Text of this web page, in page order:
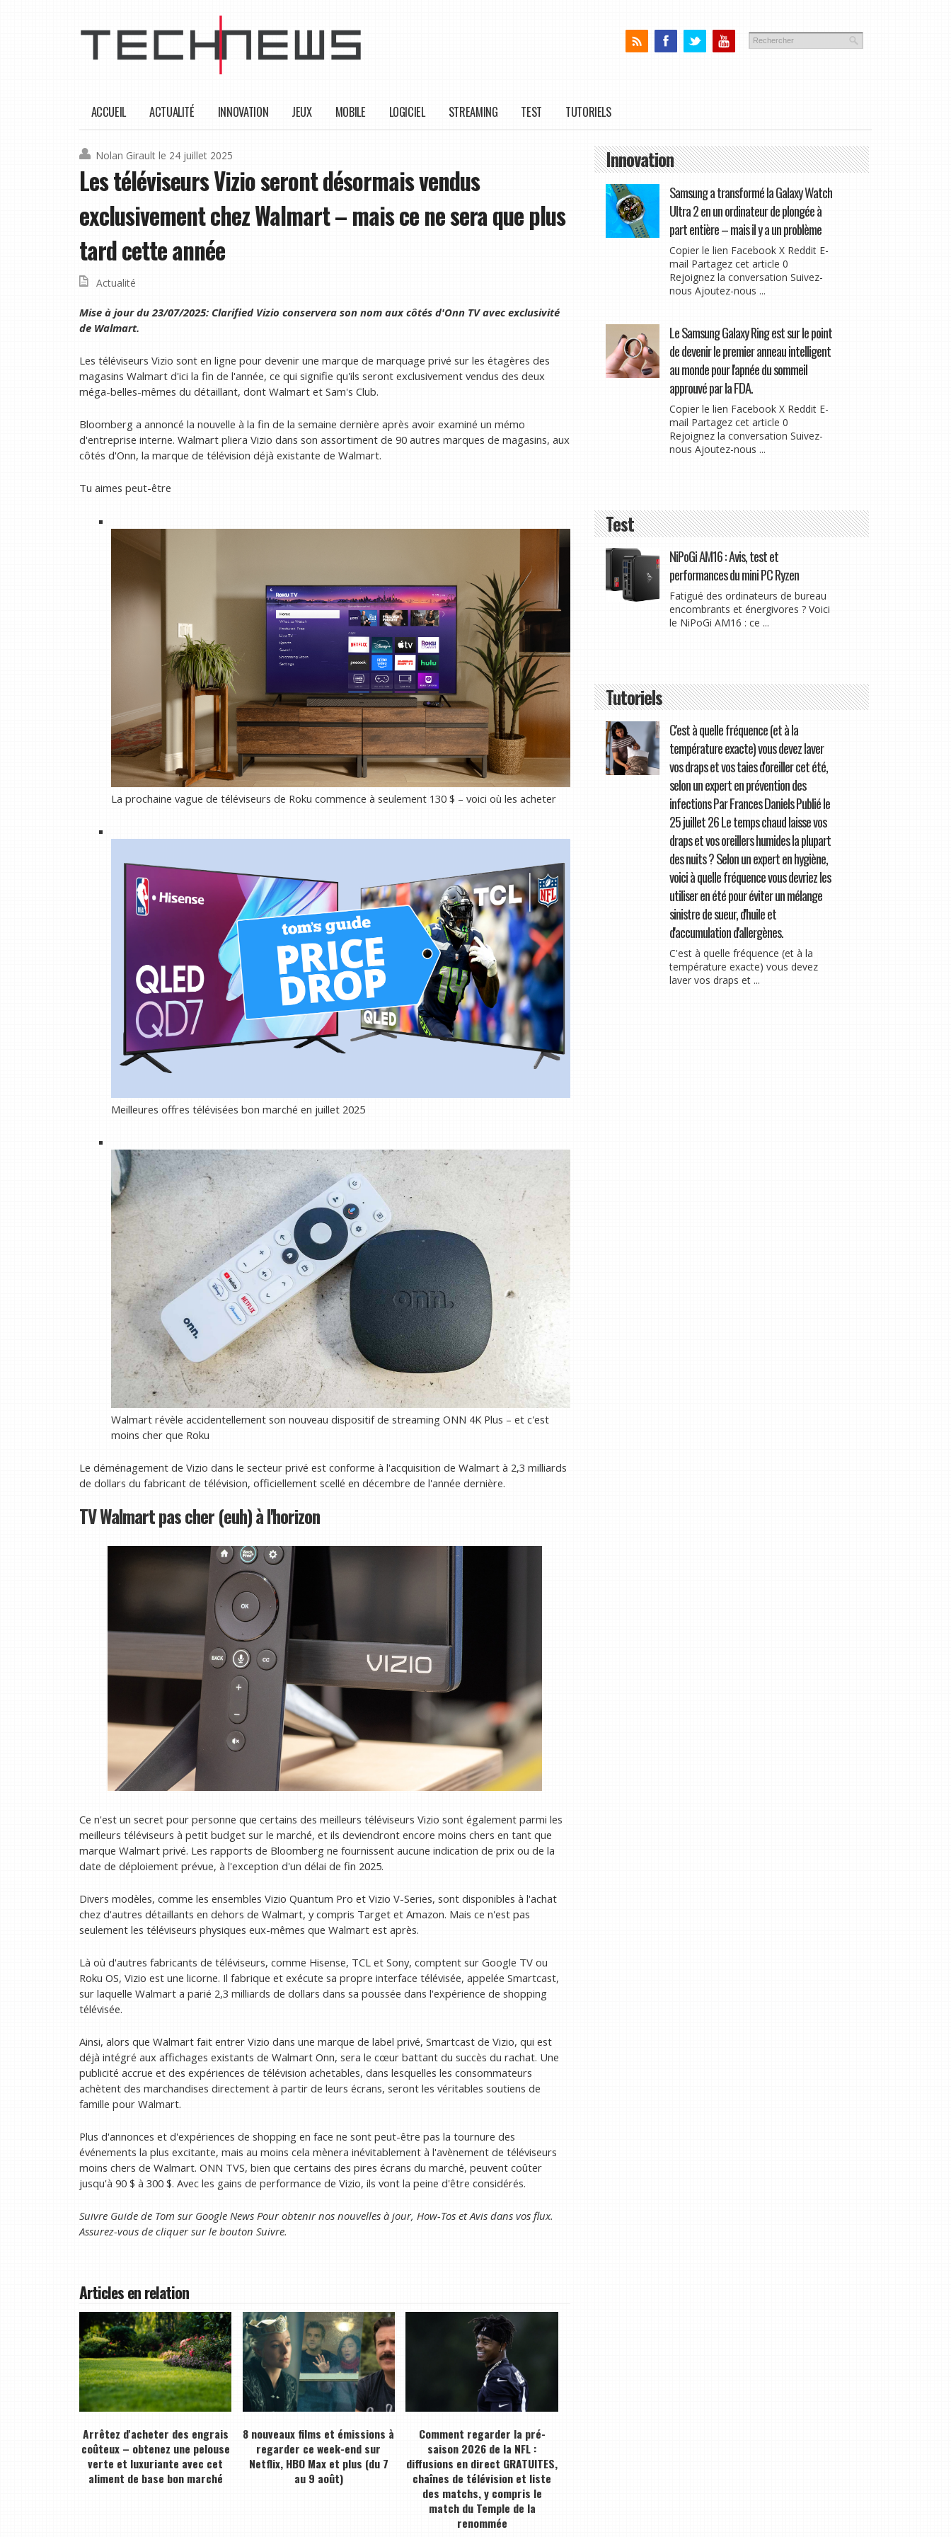
ACCUEIL ACTUALITÉ INNOVATION JEUX MOBILE LOGICIEL STREAMING TEST TUTORIELS
Nolan Girault le 24 juillet 2025
Les téléviseurs Vizio seront désormais vendus
exclusivement chez Walmart – mais ce ne sera que plus
tard cette année
Actualité
Mise à jour du 23/07/2025: Clarified Vizio conservera son nom aux côtés d'Onn TV avec exclusivité
de Walmart.
Les téléviseurs Vizio sont en ligne pour devenir une marque de marquage privé sur les étagères des
magasins Walmart d'ici la fin de l'année, ce qui signifie qu'ils seront exclusivement vendus des deux
méga-belles-mêmes du détaillant, dont Walmart et Sam's Club.
Bloomberg a annoncé la nouvelle à la fin de la semaine dernière après avoir examiné un mémo
d'entreprise interne. Walmart pliera Vizio dans son assortiment de 90 autres marques de magasins, aux
côtés d'Onn, la marque de télévision déjà existante de Walmart.
Tu aimes peut-être
La prochaine vague de téléviseurs de Roku commence à seulement 130 $ – voici où les acheter
Meilleures offres télévisées bon marché en juillet 2025
Walmart révèle accidentellement son nouveau dispositif de streaming ONN 4K Plus – et c'est
moins cher que Roku
Le déménagement de Vizio dans le secteur privé est conforme à l'acquisition de Walmart à 2,3 milliards
de dollars du fabricant de télévision, officiellement scellé en décembre de l'année dernière.
TV Walmart pas cher (euh) à l'horizon
Ce n'est un secret pour personne que certains des meilleurs téléviseurs Vizio sont également parmi les
meilleurs téléviseurs à petit budget sur le marché, et ils deviendront encore moins chers en tant que
marque Walmart privé. Les rapports de Bloomberg ne fournissent aucune indication de prix ou de la
date de déploiement prévue, à l'exception d'un délai de fin 2025.
Divers modèles, comme les ensembles Vizio Quantum Pro et Vizio V-Series, sont disponibles à l'achat
chez d'autres détaillants en dehors de Walmart, y compris Target et Amazon. Mais ce n'est pas
seulement les téléviseurs physiques eux-mêmes que Walmart est après.
Là où d'autres fabricants de téléviseurs, comme Hisense, TCL et Sony, comptent sur Google TV ou
Roku OS, Vizio est une licorne. Il fabrique et exécute sa propre interface télévisée, appelée Smartcast,
sur laquelle Walmart a parié 2,3 milliards de dollars dans sa poussée dans l'expérience de shopping
télévisée.
Ainsi, alors que Walmart fait entrer Vizio dans une marque de label privé, Smartcast de Vizio, qui est
déjà intégré aux affichages existants de Walmart Onn, sera le cœur battant du succès du rachat. Une
publicité accrue et des expériences de télévision achetables, dans lesquelles les consommateurs
achètent des marchandises directement à partir de leurs écrans, seront les véritables soutiens de
famille pour Walmart.
Plus d'annonces et d'expériences de shopping en face ne sont peut-être pas la tournure des
événements la plus excitante, mais au moins cela mènera inévitablement à l'avènement de téléviseurs
moins chers de Walmart. ONN TVS, bien que certains des pires écrans du marché, peuvent coûter
jusqu'à 90 $ à 300 $. Avec les gains de performance de Vizio, ils vont la peine d'être considérés.
Suivre Guide de Tom sur Google News Pour obtenir nos nouvelles à jour, How-Tos et Avis dans vos flux.
Assurez-vous de cliquer sur le bouton Suivre.
Articles en relation
Arrêtez d'acheter des engrais
coûteux – obtenez une pelouse
verte et luxuriante avec cet
aliment de base bon marché
8 nouveaux films et émissions à
regarder ce week-end sur
Netflix, HBO Max et plus (du 7
au 9 août)
Comment regarder la pré-
saison 2026 de la NFL :
diffusions en direct GRATUITES,
chaînes de télévision et liste
des matchs, y compris le
match du Temple de la
renommée
Innovation
Samsung a transformé la Galaxy Watch
Ultra 2 en un ordinateur de plongée à
part entière – mais il y a un problème
Copier le lien Facebook X Reddit E-
mail Partagez cet article 0
Rejoignez la conversation Suivez-
nous Ajoutez-nous ...
Le Samsung Galaxy Ring est sur le point
de devenir le premier anneau intelligent
au monde pour l'apnée du sommeil
approuvé par la FDA.
Copier le lien Facebook X Reddit E-
mail Partagez cet article 0
Rejoignez la conversation Suivez-
nous Ajoutez-nous ...
Test
NiPoGi AM16 : Avis, test et
performances du mini PC Ryzen
Fatigué des ordinateurs de bureau
encombrants et énergivores ? Voici
le NiPoGi AM16 : ce ...
Tutoriels
C'est à quelle fréquence (et à la
température exacte) vous devez laver
vos draps et vos taies d'oreiller cet été,
selon un expert en prévention des
infections Par Frances Daniels Publié le
25 juillet 26 Le temps chaud laisse vos
draps et vos oreillers humides la plupart
des nuits ? Selon un expert en hygiène,
voici à quelle fréquence vous devriez les
utiliser en été pour éviter un mélange
sinistre de sueur, d'huile et
d'accumulation d'allergènes.
C'est à quelle fréquence (et à la
température exacte) vous devez
laver vos draps et ...